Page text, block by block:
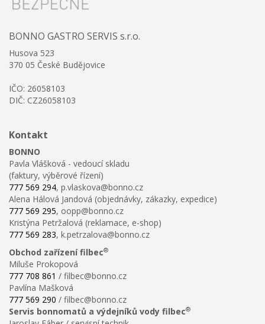
BONNO GASTRO SERVIS s.r.o.
Husova 523
370 05 České Budějovice
IČO: 26058103
DIČ: CZ26058103
Kontakt
BONNO
Pavla Vlášková - vedoucí skladu
(faktury, výběrové řízení)
777 569 294, p.vlaskova@bonno.cz
Alena Hálová Jandová (objednávky, zákazky, expedice)
777 569 295, oopp@bonno.cz
Kristýna Petržalová (reklamace, e-shop)
777 569 283, k.petrzalova@bonno.cz
Obchod zařízení filbec®
Miluše Prokopová
777 708 861 / filbec@bonno.cz
Pavlína Mašková
777 569 290 / filbec@bonno.cz
Servis bonnomatů a výdejníků vody filbec®